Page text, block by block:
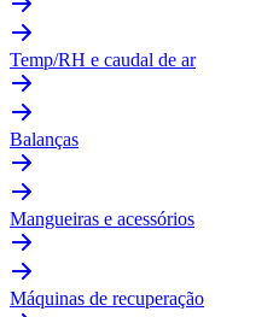
Temp/RH e caudal de ar
Balanças
Mangueiras e acessórios
Máquinas de recuperação